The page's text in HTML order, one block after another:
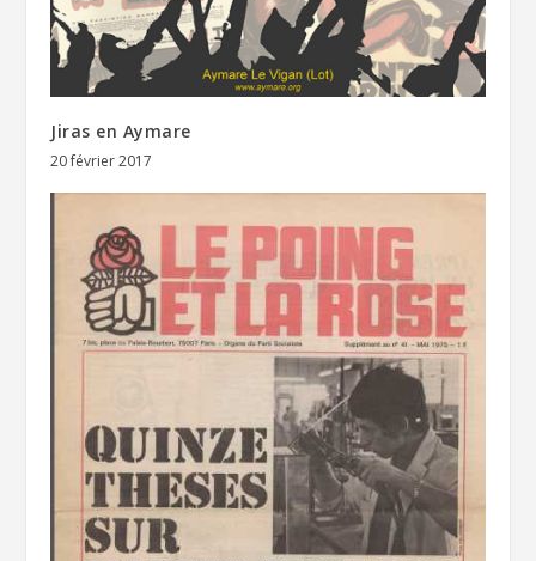
Jiras en Aymare
20 février 2017